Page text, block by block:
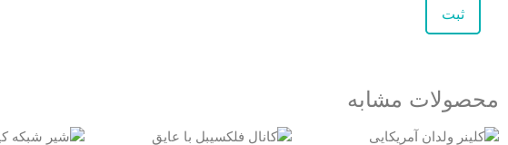
محصولات مشابه